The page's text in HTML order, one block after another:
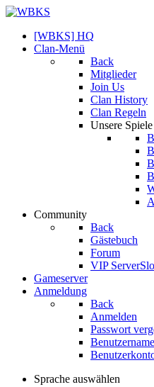
[WBKS] HQ
Clan-Menü
Back
Mitglieder
Join Us
Clan History
Clan Regeln
Unsere Spiele
Community
Back
Gästebuch
Forum
VIP
Gameserver
Anmeldung
Back
Anmelden
Passwort
Sprache auswählen